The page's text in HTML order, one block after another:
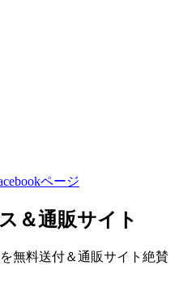
＆通販サイト
無料送付＆通販サイト絶賛